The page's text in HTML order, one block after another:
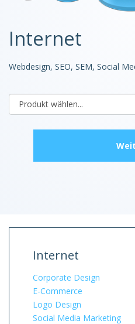
Internet
Webdesign, SEO, SEM, Social
Internet
Corporate Design
E-Commerce
Logo Design
Social Media Marketing